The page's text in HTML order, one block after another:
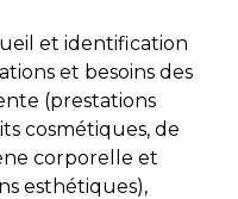
et identification
et besoins des
(prestations
cosmétiques, de
corporelle et
esthétiques),